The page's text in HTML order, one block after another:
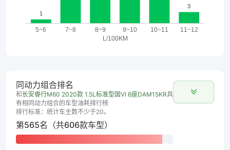
同动力组合排名
和长安睿行M60 2020款 1.5L标准型国VI 6座DAM15KR具
有相同动力组合的车型油耗排行榜
排行标准：统计车主数不少于20。
第565名（共606款车型）